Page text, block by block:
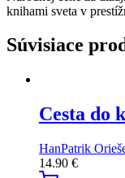
knihami sveta v
Súvisiace
Cesta do
HanPatrik
14.90 €